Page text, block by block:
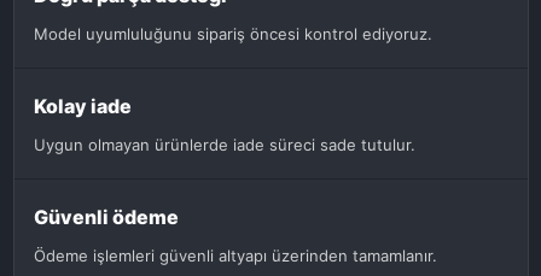
Model uyumluluğunu sipariş öncesi kontrol ediyoruz.
Kolay iade
Uygun olmayan ürünlerde iade süreci sade tutulur.
Güvenli ödeme
Ödeme işlemleri güvenli altyapı üzerinden tamamlanır.